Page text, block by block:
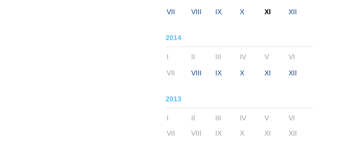
VII VIII IX X XI XII
2014
I II III IV V VI
VII VIII IX X XI XII
2013
I II III IV V
VI
VII
VIII IX X XI XII